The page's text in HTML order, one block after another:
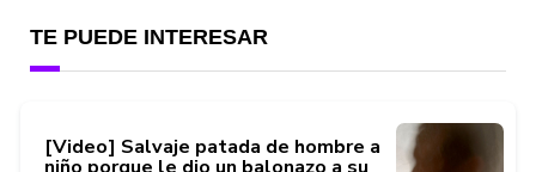
TE PUEDE INTERESAR
[Video] Salvaje patada de hombre a
niño porque le dio un balonazo a su